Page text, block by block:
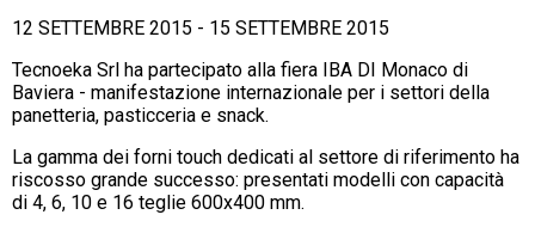
12 SETTEMBRE 2015 - 15 SETTEMBRE 2015
Tecnoeka Srl ha partecipato alla fiera IBA DI Monaco di
Baviera - manifestazione internazionale per i settori della
panetteria, pasticceria e snack.
La gamma dei forni touch dedicati al settore di riferimento ha
riscosso grande successo: presentati modelli con capacità
di 4, 6, 10 e 16 teglie 600x400 mm.